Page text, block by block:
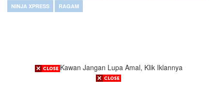
NINJA XPRESS
RAGAM
Kawan Jangan Lupa Amal, Klik Iklannya